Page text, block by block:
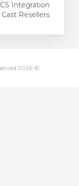
Integration
Resellers...
© 2026 Streaming Pulse Inc.. All Rights Reserved.